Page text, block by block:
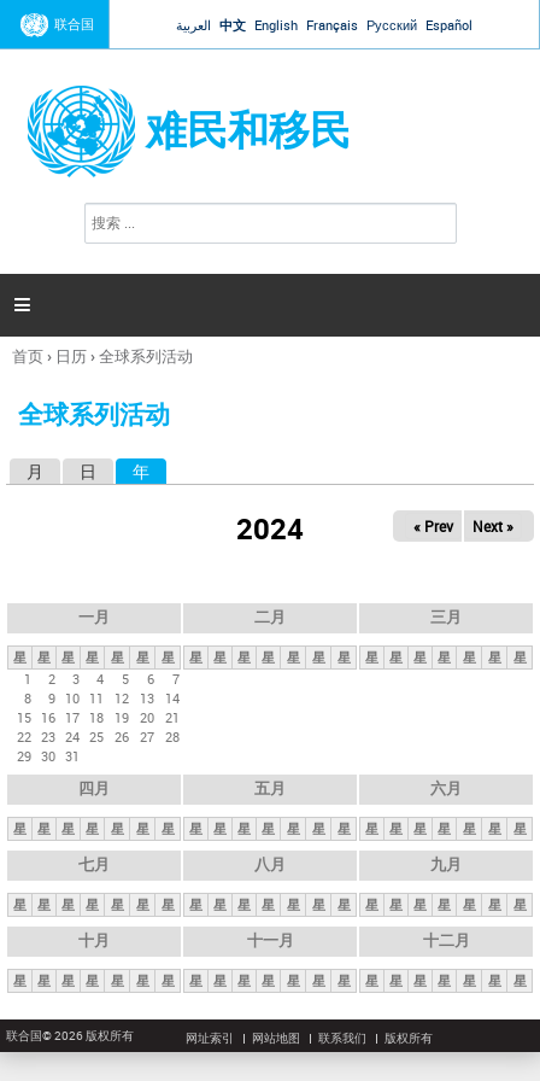
Jump to navigation
联合国 العربية 中文 English Français Русский Español
难民和移民
搜
索

你
这
首页› 日历›全球系列活动
全球系列活动
月 日 年
2024 « Prev Next »
一月
星 星 星 星 星 星
星
1
2 3 4 5 6
7
8
9 10 11 12 13
14
15 16 17 18 19 20 21
22 23 24 25 26 27 28
29 30 31
二月
星 星 星 星 星 星 星
三月
星 星 星 星 星 星 星
四月
星 星 星 星 星 星 星
五月
星 星 星 星 星 星 星
六月
星 星 星 星 星 星 星
七月
星 星 星 星 星 星 星
八月
星 星 星 星 星 星 星
九月
星 星 星 星 星 星 星
十月
星 星 星 星 星 星 星
十一月
星 星 星 星 星 星 星
十二月
星 星 星 星 星 星 星
联合国© 2026 版权所有 网址索引 网站地图 联系我们 版权所有